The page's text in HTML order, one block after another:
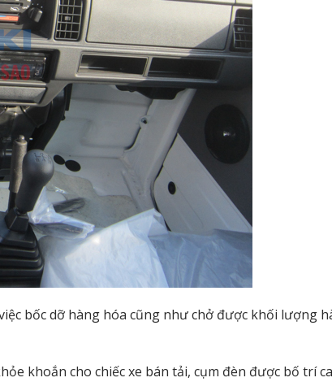
bốc dỡ hàng hóa cũng như chở được khối lượng
khoắn cho chiếc xe bán tải, cụm đèn được bố trí